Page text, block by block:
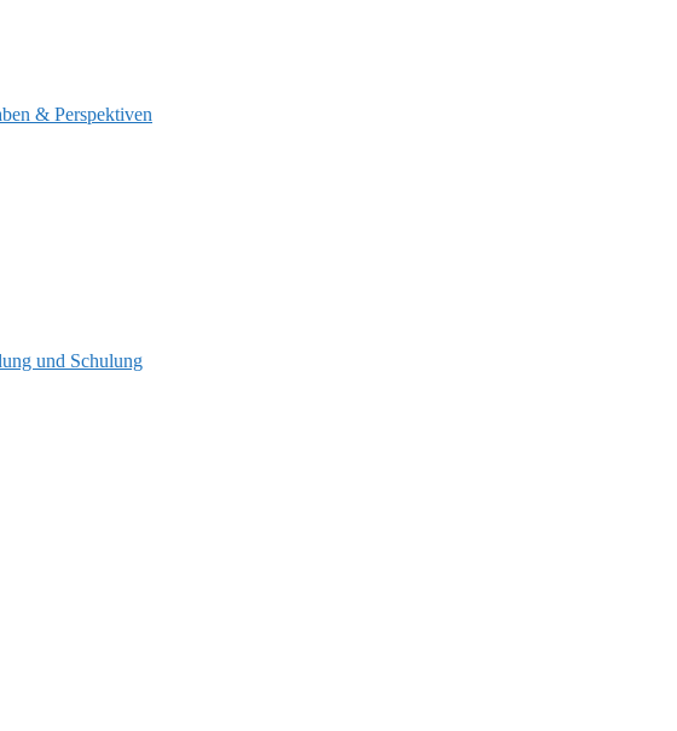
& Perspektiven
und Schulung